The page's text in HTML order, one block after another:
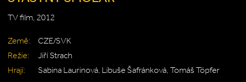
TV film, 2012
Země:
CZE/SVK
Režie:
Jiří Strach
Hrají:
Sabina Laurinová, Libuše Šafránková, Tomáš Töpfer